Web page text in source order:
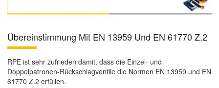
Übereinstimmung Mit EN 13959 Und EN 61770 Z.2
RPE ist sehr zufrieden damit, dass die Einzel- und
Doppelpatronen-Rückschlagventile die Normen EN 13959 und EN
61770 Z.2 erfüllen.